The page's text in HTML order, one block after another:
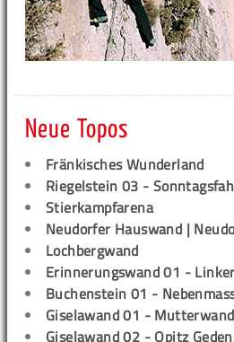
Neue Topos
Fränkisches Wunderland
Riegelstein 03 -
Stierkampfarena
Neudorfer Hauswand |
Lochbergwand
Erinnerungswand 01 -
Buchenstein 01 -
Giselawand 01 - Mutterwand
Giselawand 02 - Opitz